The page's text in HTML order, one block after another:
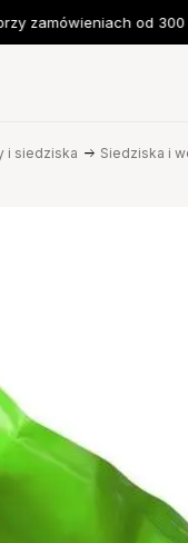
zamówieniach od 300 zł
i siedziska Siedziska i